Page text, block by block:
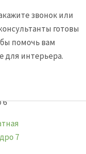
6
звонок или
готовы
помочь вам
для интерьера.